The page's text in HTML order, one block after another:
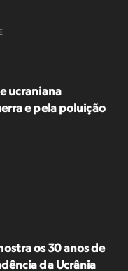
ucraniana
e pela poluição
os 30 anos de
da Ucrânia